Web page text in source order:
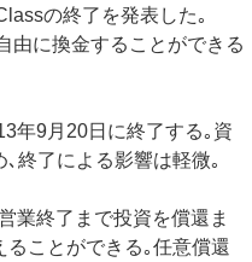
の終了を発表した｡
由に換金することができる
年9月20日に終了する｡資
終了による影響は軽微｡
業終了まで投資を償還ま
ことができる｡任意償還